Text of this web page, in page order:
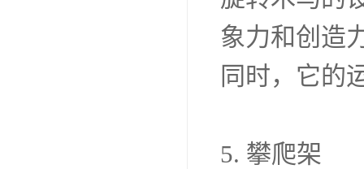
象力和创造
同时，它的
5. 攀爬架